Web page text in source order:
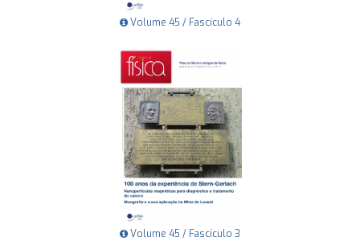
Volume 45 / Fascículo 4
Volume 45 / Fascículo 3